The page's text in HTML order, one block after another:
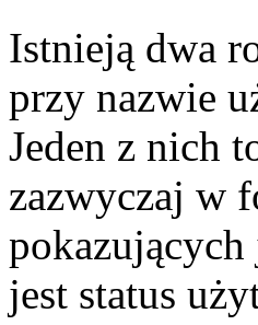
Istnieją dwa
przy nazwie
Jeden z nich
zazwyczaj w
jest status